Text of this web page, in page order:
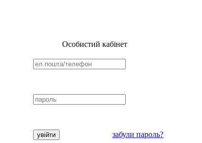
Особистий кабінет
забули пароль?